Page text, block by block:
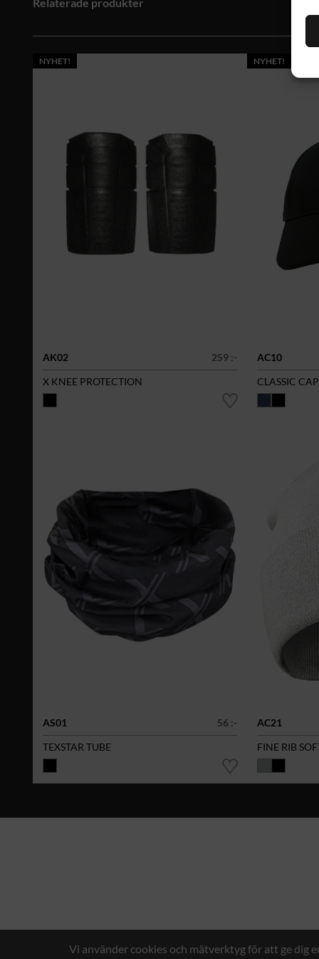
NYHET!
AK02
259 :-
X KNEE PROTECTION
NYHET!
AC10
CLASSIC CAP
AS01
56 :-
TEXSTAR TUBE
AC21
FINE RIB
Vi använder cookies och mätverktyg för att ge dig